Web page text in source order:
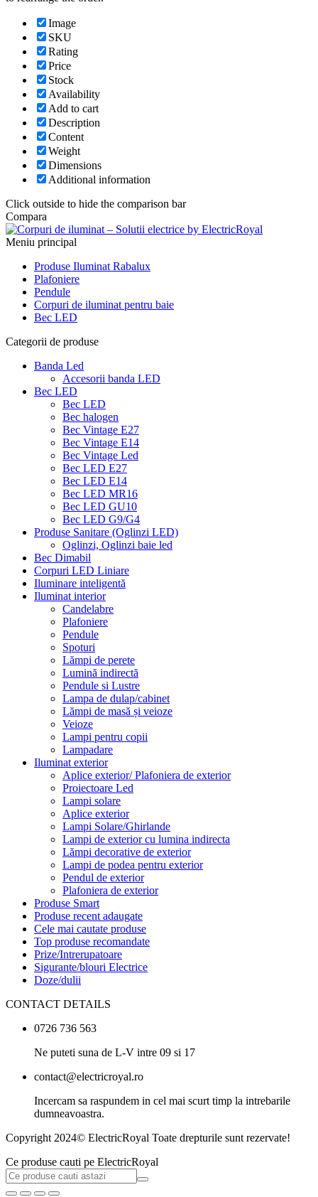
Image
SKU
Rating
Price
Stock
Availability
Add to cart
Description
Content
Weight
Dimensions
Additional information
Click outside to hide the comparison bar
Compara
Meniu principal
Produse Iluminat Rabalux
Plafoniere
Pendule
Corpuri de iluminat pentru baie
Bec LED
Categorii de produse
Banda Led
Accesorii banda LED
Bec LED
Bec LED
Bec halogen
Bec Vintage E27
Bec Vintage E14
Bec Vintage Led
Bec LED E27
Bec LED E14
Bec LED MR16
Bec LED GU10
Bec LED G9/G4
Produse Sanitare (Oglinzi LED)
Oglinzi, Oglinzi baie led
Bec Dimabil
Corpuri LED Liniare
Iluminare inteligentă
Iluminat interior
Candelabre
Plafoniere
Pendule
Spoturi
Lămpi de perete
Lumină indirectă
Pendule si Lustre
Lampa de dulap/cabinet
Lămpi de masă și veioze
Veioze
Lampi pentru copii
Lampadare
Iluminat exterior
Aplice exterior/ Plafoniera de exterior
Proiectoare Led
Lampi solare
Aplice exterior
Lampi Solare/Ghirlande
Lampi de exterior cu lumina indirecta
Lămpi decorative de exterior
Lampi de podea pentru exterior
Pendul de exterior
Plafoniera de exterior
Produse Smart
Produse recent adaugate
Cele mai cautate produse
Top produse recomandate
Prize/Intrerupatoare
Sigurante/blouri Electrice
Doze/dulii
CONTACT DETAILS
0726 736 563
Ne puteti suna de L-V intre 09 si 17
contact@electricroyal.ro
Incercam sa raspundem in cel mai scurt timp la intrebarile
dumneavoastra.
Copyright 2024© ElectricRoyal Toate drepturile sunt rezervate!
Ce produse cauti pe ElectricRoyal